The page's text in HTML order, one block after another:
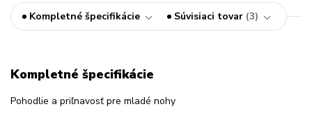
Kompletné špecifikácie Súvisiaci tovar 3
Kompletné špecifikácie
Pohodlie a priľnavosť pre mladé nohy